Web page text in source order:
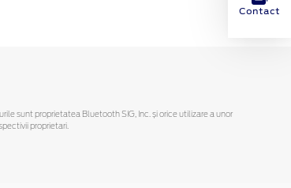
sunt proprietatea Bluetooth SIG, Inc. și orice utilizare a unor
proprietari.
Contact